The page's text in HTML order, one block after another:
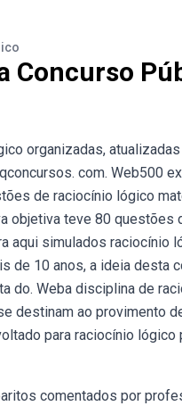
Concurso
organizadas,
com. Web500
de raciocínio lógico
objetiva teve 80 questões
aqui simulados raciocínio
de 10 anos, a ideia desta
do. Weba disciplina de
destinam ao provimento
para raciocínio
comentados por